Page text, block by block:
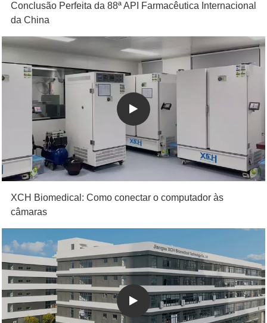
Conclusão Perfeita da 88ª API Farmacêutica Internacional
da China
XCH Biomedical: Como conectar o computador às
câmaras